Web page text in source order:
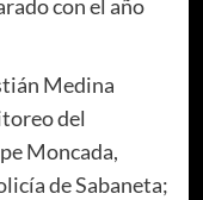
con el año
Medina
del
Moncada,
de Sabaneta;